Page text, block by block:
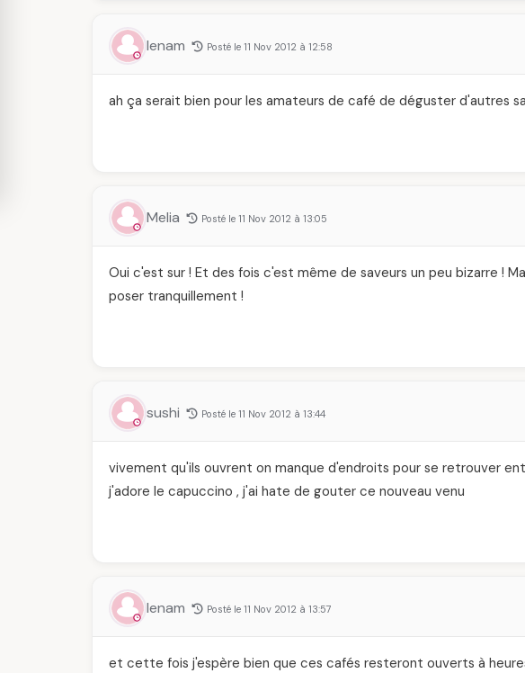
lenam Posté le 11 Nov 2012 à 12:58
ah ça serait bien pour les amateurs de café de déguster d'autres
Melia Posté le 11 Nov 2012 à 13:05
Oui c'est sur ! Et des fois c'est même de saveurs un peu bizarre !
poser tranquillement !
sushi Posté le 11 Nov 2012 à 13:44
vivement qu'ils ouvrent on manque d'endroits pour se retrouver
j'adore le capuccino , j'ai hate de gouter ce nouveau venu
lenam Posté le 11 Nov 2012 à 13:57
et cette fois j'espère bien que ces cafés resteront ouverts à